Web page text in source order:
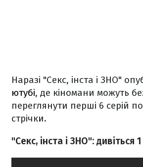
Наразі "Секс, інста і ЗНО"
ютубі, де кіномани можуть
переглянути перші 6 серій
стрічки.
"Секс, інста і ЗНО": дивіться